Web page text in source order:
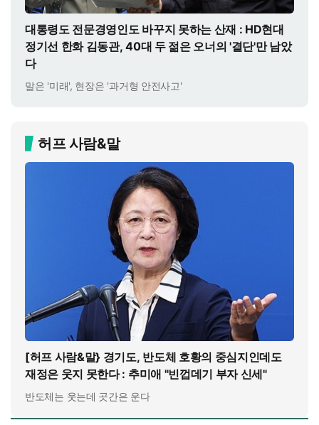
대통령도 전문경영인도 바꾸지 못하는 산재 : HD현대
정기선 한화 김동관, 40대 두 젊은 오너의 '결단'만 남았
다
말은 '미래', 현장은 '과거형 안전사고'
허프 사람&말
[허프 사람&말} 경기도, 반도체 호황의 중심지인데도
재정은 웃지 못한다 : 추미애 "빈껍데기 부자 신세"
반도체는 웃는데 곳간은 운다